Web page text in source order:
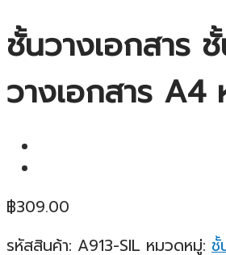
ชั้นวางเอกสาร
วางเอกสาร
฿309.00
รหัสสินค้า: A913-SIL หมวดหมู่: ชั้